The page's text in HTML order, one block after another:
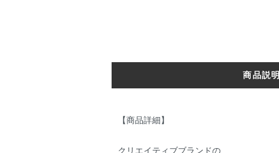
商品説明
【商品詳細】
クリエイティブブランドの